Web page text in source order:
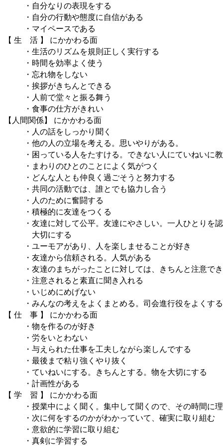
・自分なりの表現をする
・自分の行動や態度に自信がある
・マイペースである
【 生 活 】 にかかわる面
・生活のリズムを規則正しく実行する
・時間を効率よく使う
・忘れ物をしない
・挨拶がきちんとできる
・人前で堂々と振る舞う
・食事の仕方がきれい
【人間関係】 にかかわる面
・人の話をしっかり聞く
・他の人の立場を考える。思いやりがある。
・困っている人をたすける。できない人にていねいに教
・まわりのひとのことによく気がつく
・どんな人とも仲良く過ごそうと努力する
・共同の活動では、誰とでも協力し合う
・人のために奮闘する
・積極的に友達をつくる
・友達に対して公平。友達にやさしい。一人ひとりを認
大切にする
・ユーモアがあり、人を楽しませることが好き
・友達から信頼される。人気がある
・友達のまちがったことに対しては、きちんと注意で
・注意されると素直に聞き入れる
・いじめにめげない
・みんなの考えをよくまとめる。司会進行役をよくする
【 仕 事 】 にかかわる面
・物を作るのが好き
・労をいとわない
・与えられた仕事を工夫しながら楽しんでする
・最後まで粘り強くやり抜く
・ていねいにする。きちんとする。物を大切にする
・計画性がある
【 学 習 】 にかかわる面
・授業中によく聞く。集中して聞くので、その時間に
・次に何をするのかがわかっていて、確実に取り組む
・意欲的に学習に取り組む
・真剣に学習する